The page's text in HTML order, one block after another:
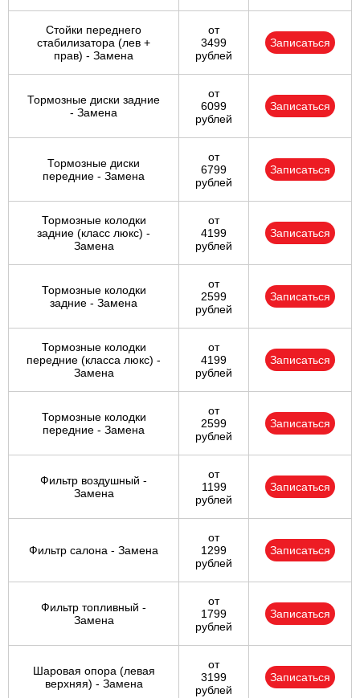
Стойки переднего
стабилизатора (лев +
прав) - Замена
от
3499
рублей
Записаться
Тормозные диски задние
- Замена
от
6099
рублей
Записаться
Тормозные диски
передние - Замена
от
6799
рублей
Записаться
Тормозные колодки
задние (класс люкс) -
Замена
от
4199
рублей
Записаться
Тормозные колодки
задние - Замена
от
2599
рублей
Записаться
Тормозные колодки
передние (класса люкс) -
Замена
от
4199
рублей
Записаться
Тормозные колодки
передние - Замена
от
2599
рублей
Записаться
Фильтр воздушный -
Замена
от
1199
рублей
Записаться
Фильтр салона - Замена
от
1299
рублей
Записаться
Фильтр топливный -
Замена
от
1799
рублей
Записаться
Шаровая опора (левая
верхняя) - Замена
от
3199
рублей
Записаться